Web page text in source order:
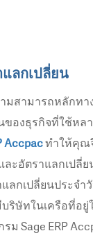
ลกเปลี่ยน
มสามารถหลักทา
งธุรกิจที่ใช้หลา
Accpacทำให้คุณ
ะอัตราแลกเปลี่ย
กเปลี่ยนประจำ
ษัทในเครือที่อยู่
Sage ERP